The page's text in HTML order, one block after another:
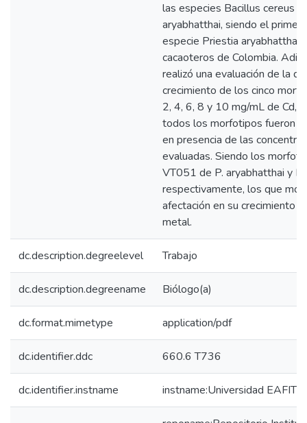
las especies Bacillus cereus y
aryabhatthai, siendo el primer
especie Priestia aryabhatthai
cacaoteros de Colombia.
realizó una evaluación de la
crecimiento de los cinco
2, 4, 6, 8 y 10 mg/mL de Cd,
todos los morfotipos fueron
en presencia de las
evaluadas. Siendo los
VT051 de P. aryabhatthai y
respectivamente, los que
afectación en su crecimiento
metal.
dc.description.degreelevel Trabajo
dc.description.degreename Biólogo(a)
dc.format.mimetype application/pdf
dc.identifier.ddc 660.6 T736
dc.identifier.instname instname:Universidad EAFIT